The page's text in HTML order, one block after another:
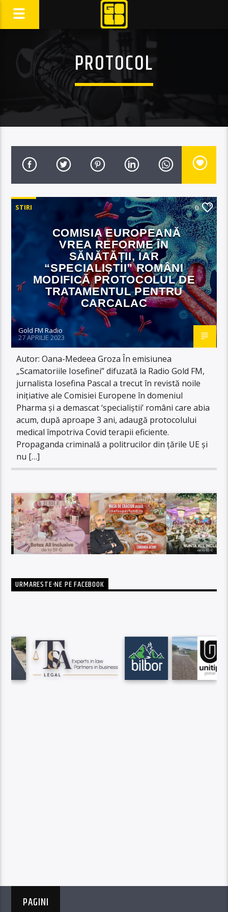
PROTOCOL
STIRI 0
COMISIA EUROPEANĂ
VREA REFORME ÎN
SĂNĂTĂȚII, IAR
“SPECIALIȘTII” ROMÂNI
MODIFICĂ PROTOCOLUL DE
TRATAMENTUL PENTRU
CARCALAC
Gold FM Radio
27 APRILIE 2023
Autor: Oana-Medeea Groza În emisiunea
„Scamatoriile Iosefinei” difuzată la Radio Gold FM,
jurnalista Iosefina Pascal a trecut în revistă noile
inițiative ale Comisiei Europene în domeniul
Pharma și a demascat ‘specialiștii’ români care abia
acum, după aproape 3 ani, adaugă protocolului
medical împotriva Covid terapii eficiente.
Propaganda criminală a politrucilor din țările UE și
nu […]
URMARESTE-NE PE FACEBOOK
PAGINI